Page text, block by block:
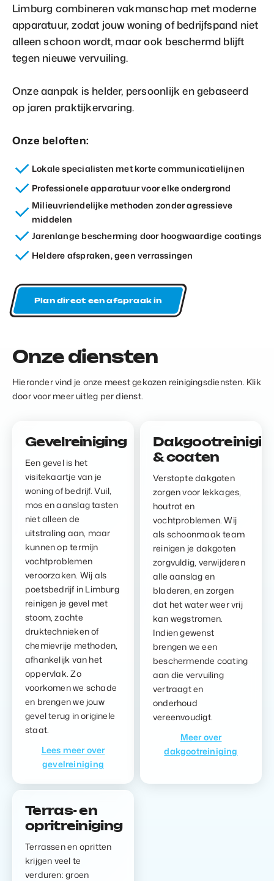
Limburg combineren vakmanschap met moderne
apparatuur, zodat jouw woning of bedrijfspand niet
alleen schoon wordt, maar ook beschermd blijft
tegen nieuwe vervuiling.
Onze aanpak is helder, persoonlijk en gebaseerd
op jaren praktijkervaring.
Onze beloften:
Lokale specialisten met korte communicatielijnen
Professionele apparatuur voor elke ondergrond
Milieuvriendelijke methoden zonder agressieve
middelen
Jarenlange bescherming door hoogwaardige coatings
Heldere afspraken, geen verrassingen
Plan direct een afspraak in
Onze diensten
Hieronder vind je onze meest gekozen reinigingsdiensten. Klik
door voor meer uitleg per dienst.
Gevelreiniging
Een gevel is het
visitekaartje van je
woning of bedrijf. Vuil,
mos en aanslag tasten
niet alleen de
uitstraling aan, maar
kunnen op termijn
vochtproblemen
veroorzaken. Wij als
poetsbedrijf in Limburg
reinigen je gevel met
stoom, zachte
druktechnieken of
chemievrije methoden,
afhankelijk van het
oppervlak. Zo
voorkomen we schade
en brengen we jouw
gevel terug in originele
staat.
Lees meer over
gevelreiniging
& coaten
Verstopte dakgoten
zorgen voor lekkages,
houtrot en
vochtproblemen. Wij
als schoonmaak team
reinigen je dakgoten
zorgvuldig, verwijderen
alle aanslag en
bladeren, en zorgen
dat het water weer vrij
kan wegstromen.
Indien gewenst
brengen we een
beschermende coating
aan die vervuiling
vertraagt en
onderhoud
vereenvoudigt.
Meer over
dakgootreiniging
Terras- en
opritreiniging
Terrassen en opritten
krijgen veel te
verduren: groen